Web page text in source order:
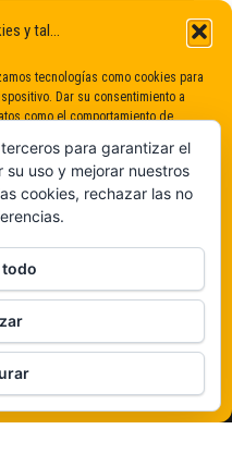
y tal...
tecnologías como cookies para
Dar su consentimiento a
como el comportamiento de
a determinadas características y
aquí
|Tema:Envo Magazine
para garantizar el
uso y mejorar nuestros
cookies, rechazar las no